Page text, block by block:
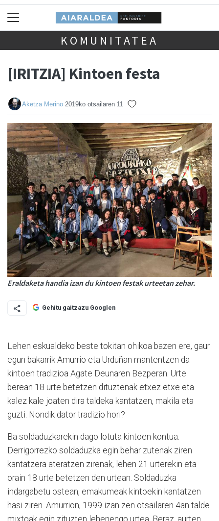
KOMUNITATEA
[IRITZIA] Kintoen festa
Aketza Merino 2019ko otsailaren 11
Eraldaketa handia izan du kintoen festak urteetan zehar.
Gehitu gaitzazu Googlen
Lehen eskualdeko beste tokitan ohikoa bazen ere, gaur
egun bakarrik Amurrio eta Urduñan mantentzen da
kintoen tradizioa Agate Deunaren Bezperan. Urte
berean 18 urte betetzen dituztenak etxez etxe eta
kalez kale joaten dira taldeka kantatzen, makila eta
guzti. Nondik dator tradizio hori?
Ba soldaduzkarekin dago lotuta kintoen kontua.
Derrigorrezko soldaduzka egin behar zutenak ziren
kantatzera ateratzen zirenak, lehen 21 urterekin eta
orain 18 urte betetzen den urtean. Soldaduzka
indargabetu ostean, emakumeak kintoekin kantatzen
hasi ziren. Amurrion, 1999 izan zen otsailaren 4an talde